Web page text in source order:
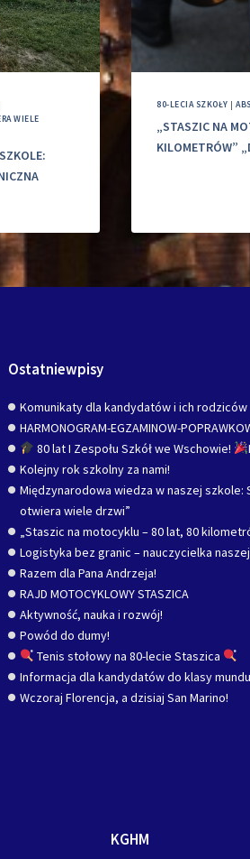
WIELE
80-LECIA SZKOŁY |
„STASZIC NA
KILOMETRÓW”
Ostatniewpisy
Komunikaty dla kandydatów i ich rodziców
HARMONOGRAM-EGZAMINOW-
80 lat I Zespołu Szkół we Wschowie!
Kolejny rok szkolny za nami!
Międzynarodowa wiedza w naszej
otwiera wiele drzwi”
„Staszic na motocyklu – 80 lat, 80
Logistyka bez granic – nauczycielka
Razem dla Pana Andrzeja!
RAJD MOTOCYKLOWY STASZICA
Aktywność, nauka i rozwój!
Powód do dumy!
Tenis stołowy na 80-lecie Staszica
Informacja dla kandydatów do klasy
Wczoraj Florencja, a dzisiaj San Marino!
KGHM